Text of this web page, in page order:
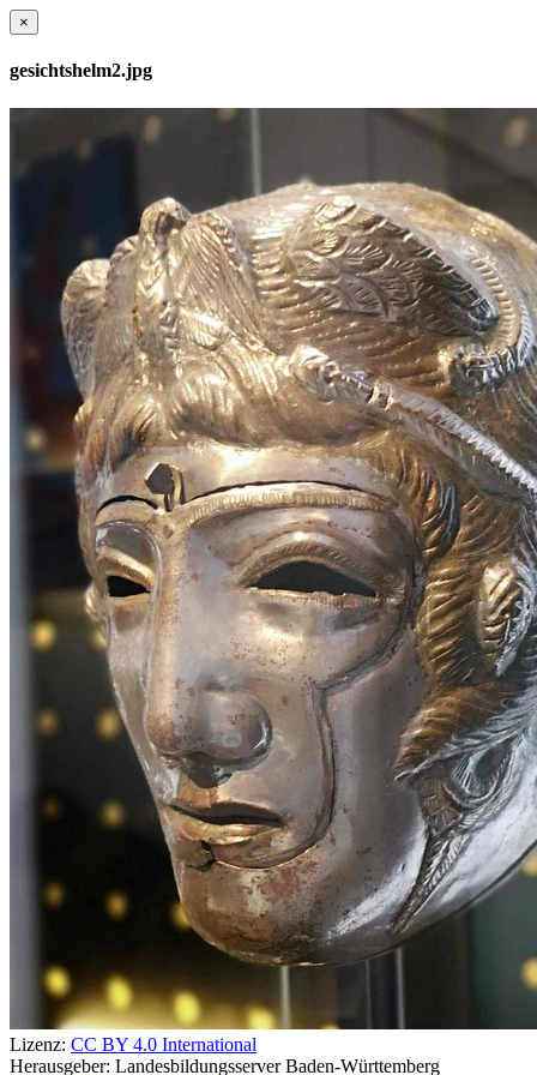
×
gesichtshelm2.jpg
Lizenz: CC BY 4.0 International
Herausgeber: Landesbildungsserver Baden-Württemberg